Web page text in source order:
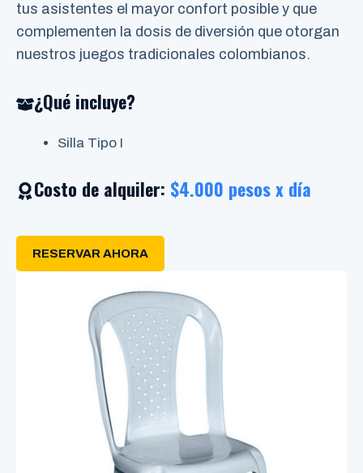
tus asistentes el mayor confort posible y que
complementen la dosis de diversión que otorgan
nuestros juegos tradicionales colombianos.
¿Qué incluye?
Silla Tipo I
Costo de alquiler: $4.000 pesos x día
RESERVAR AHORA